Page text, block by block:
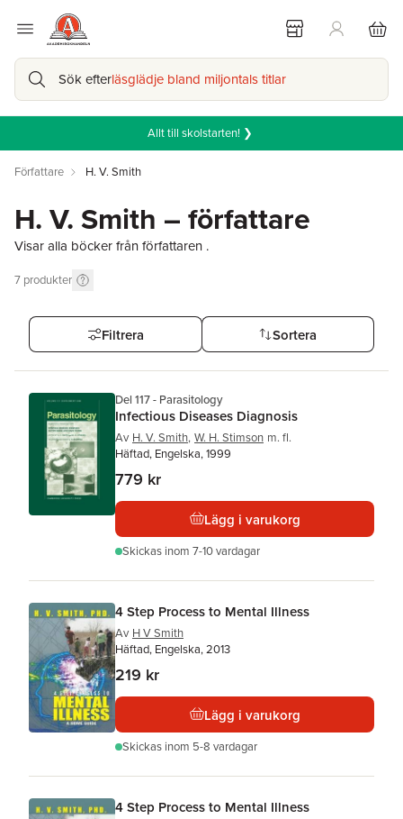
Sök efterläsglädje bland miljontals titlar
Allt till skolstarten! ❯
Författare H. V. Smith
H. V. Smith – författare
Visar alla böcker från författaren .
7 produkter
Filtrera Sortera
Del 117 - Parasitology
Infectious Diseases Diagnosis
Av H. V. Smith, W. H. Stimson m. fl.
Häftad, Engelska, 1999
779 kr
Lägg i varukorg
Skickas inom 7-10 vardagar
4 Step Process to Mental Illness
Av H V Smith
Häftad, Engelska, 2013
219 kr
Lägg i varukorg
Skickas inom 5-8 vardagar
4 Step Process to Mental Illness